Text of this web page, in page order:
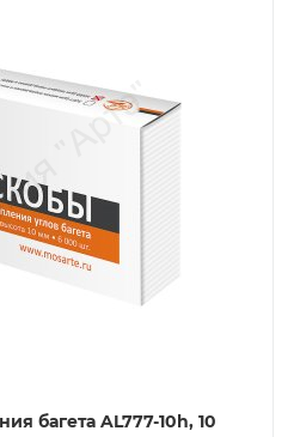
багета AL777-10h, 10